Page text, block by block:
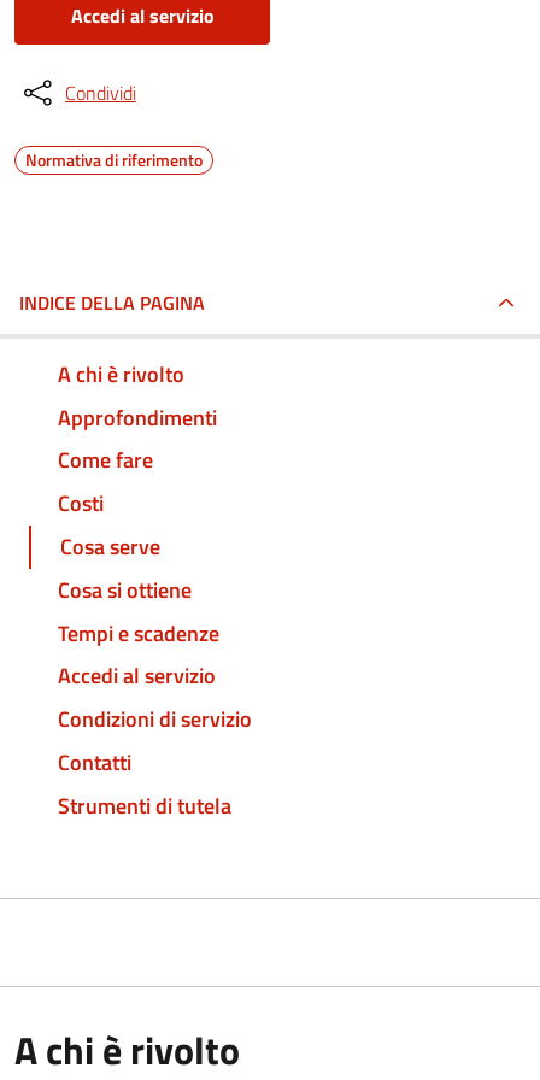
Accedi al servizio
Condividi
Normativa di riferimento
INDICE DELLA PAGINA
A chi è rivolto
Approfondimenti
Come fare
Costi
Cosa serve
Cosa si ottiene
Tempi e scadenze
Accedi al servizio
Condizioni di servizio
Contatti
Strumenti di tutela
A chi è rivolto